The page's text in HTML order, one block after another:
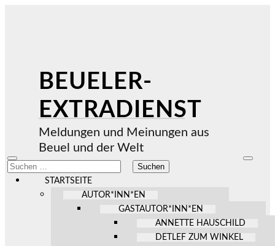
BEUELER-
EXTRADIENST
Meldungen und Meinungen aus
Beuel und der Welt
Mobile-
Menü
ein-/ausblenden
Suchen
nach:
STARTSEITE
AUTOR*INN*EN
GASTAUTOR*INN*EN
ANNETTE HAUSCHILD
DETLEF ZUM WINKEL